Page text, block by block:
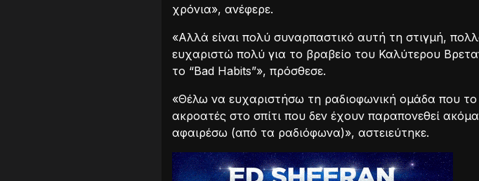
χρόνια», ανέφερε.
«Αλλά είναι πολύ συναρπαστικό αυτή τη στιγμή,
ευχαριστώ πολύ για το βραβείο του Καλύτερου
το “Bad Habits”», πρόσθεσε.
«Θέλω να ευχαριστήσω τη ραδιοφωνική ομάδα που
ακροατές στο σπίτι που δεν έχουν παραπονεθεί
αφαιρέσω (από τα ραδιόφωνα)», αστειεύτηκε.